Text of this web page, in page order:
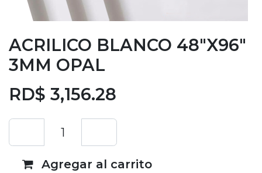
ACRILICO BLANCO 48"X96"
3MM OPAL
RD$ 3,156.28
Agregar al carrito